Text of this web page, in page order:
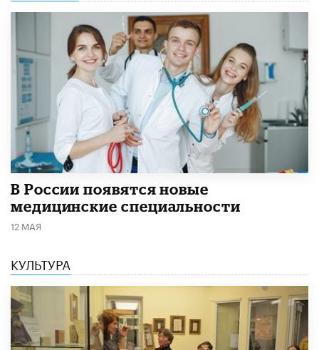
В России появятся новые
медицинские специальности
12 МАЯ
КУЛЬТУРА